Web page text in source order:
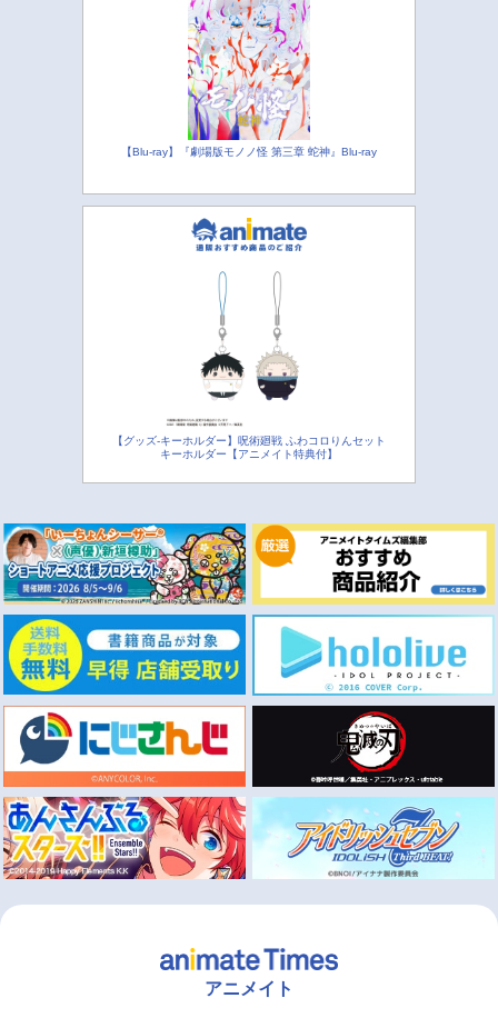
【Blu-ray】『劇場版モノノ怪 第三章 蛇神』Blu-ray
【グッズ-キーホルダー】呪術廻戦 ふわコロりんセット
キーホルダー【アニメイト特典付】
アニメイト